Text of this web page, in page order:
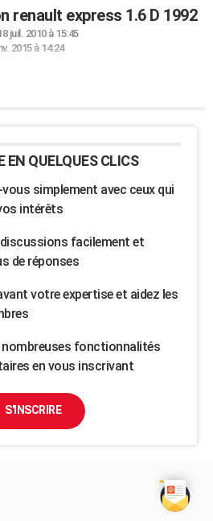
renault express 1.6 D 1992
juil. 2010 à 15:45
2015 à 14:24
EN QUELQUES CLICS
simplement avec ceux qui
intérêts
facilement et
de réponses
votre expertise et aidez les
fonctionnalités
en vous inscrivant
S'INSCRIRE